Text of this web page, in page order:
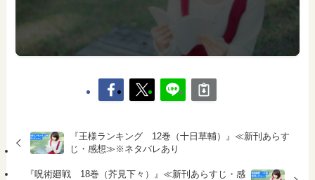
『王様ランキング 12巻（十日草輔）』≪新刊あらす
じ・感想≫※ネタバレあり
『呪術廻戦 18巻（芥見下々）』≪新刊あらすじ・感